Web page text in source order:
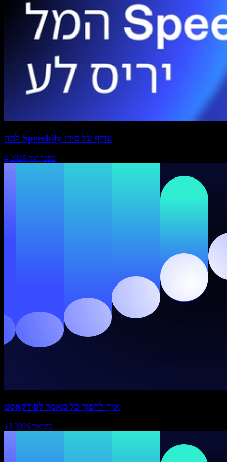
למה Speechify עדיף על סירי
4 בפברואר 2026
איך להפוך כל מאמר לפודקאסט
13 בינואר 2026